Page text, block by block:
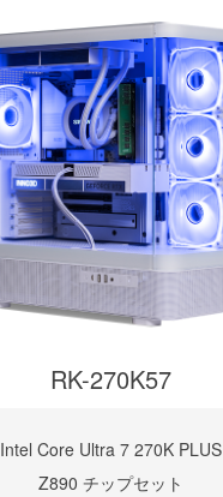
RK-270K57
Intel Core Ultra 7 270K PLUS
Z890 チップセット